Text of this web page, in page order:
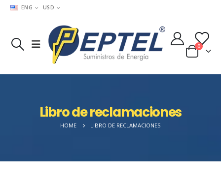
ENG USD
0
Libro de reclamaciones
HOME LIBRO DE RECLAMACIONES